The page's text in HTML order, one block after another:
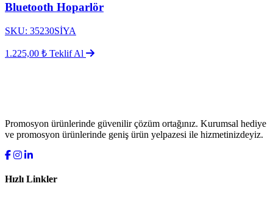
Bluetooth Hoparlör
SKU: 35230SİYA
1.225,00 ₺ Teklif Al
Promosyon ürünlerinde güvenilir çözüm ortağınız. Kurumsal hediye
ve promosyon ürünlerinde geniş ürün yelpazesi ile hizmetinizdeyiz.
Hızlı Linkler